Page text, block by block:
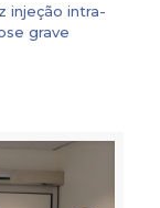
injeção intra-
grave